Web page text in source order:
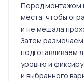
Перед монтажом
места, чтобы
и не мешала
Затем размечаем
подготавливаем
уровню и
и выбранного